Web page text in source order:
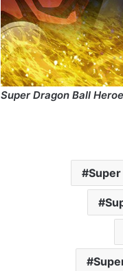
Super Dragon Ball